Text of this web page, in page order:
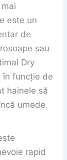
este un
de
sau
Dry
în funcție de
hainele să
umede.
rapid